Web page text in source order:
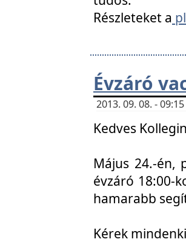
Részleteket a
Évzáró
2013. 09. 08. -
Kedves
Május 24.-én,
évzáró 18:00-
hamarabb
Kérek